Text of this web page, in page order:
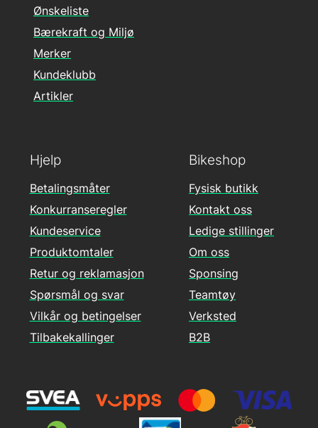
Hjelp
Betalingsmåter
Konkurranseregler
Kundeservice
Produktomtaler
Retur og reklamasjon
Spørsmål og svar
Vilkår og betingelser
Tilbakekallinger
Ønskeliste
Bærekraft og Miljø
Merker
Kundeklubb
Artikler
Bikeshop
Fysisk butikk
Kontakt oss
Ledige stillinger
Om oss
Sponsing
Teamtøy
Verksted
B2B